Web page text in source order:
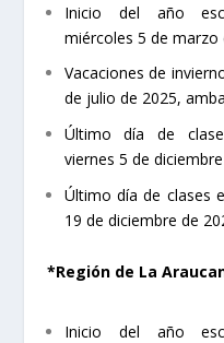
Inicio del año
miércoles 5 de marzo
Vacaciones de
de julio de 2025,
Último día de
viernes 5 de
Último día de clases
19 de diciembre de
*Región de La
Inicio del año